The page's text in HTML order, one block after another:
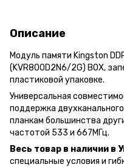
Описание
Модуль памяти Kingston
(KVR800D2N6/2G) BOX,
пластиковой упаковке.
Универсальная
поддержка
планкам большинства
частотой 533 и 667МГц.
Весь товар в наличии в
специальные условия и